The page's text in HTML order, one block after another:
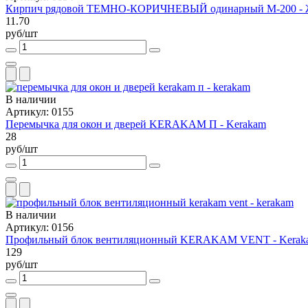
Кирпич рядовой ТЕМНО-КОРИЧНЕВЫЙ одинарный М-200 -
11.70
руб/шт
В наличии
Артикул: 0155
Перемычка для окон и дверей KERAKAM П - Kerakam
28
руб/шт
В наличии
Артикул: 0156
Профильный блок вентиляционный KERAKAM VENT -
129
руб/шт